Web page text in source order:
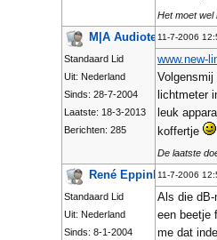
Het moet wel
M|A Audiotechniek
Standaard Lid
Uit: Nederland
Sinds: 28-7-2004
Laatste: 18-3-2013
Berichten: 285
11-7-2006
www.new-
lichtmeter
leuk
koffertje
De laatste
René Eppink
Standaard Lid
Uit: Nederland
Sinds: 8-1-2004
11-7-2006
Als die dB-
een beetje
me dat